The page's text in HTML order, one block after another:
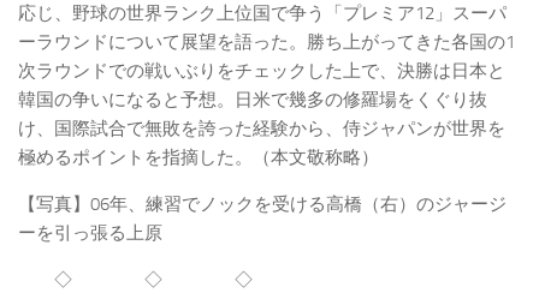
応じ、野球の世界ランク上位国で争う「プレミア12」スーパ
ーラウンドについて展望を語った。勝ち上がってきた各国の1
次ラウンドでの戦いぶりをチェックした上で、決勝は日本と
韓国の争いになると予想。日米で幾多の修羅場をくぐり抜
け、国際試合で無敗を誇った経験から、侍ジャパンが世界を
極めるポイントを指摘した。（本文敬称略）
【写真】06年、練習でノックを受ける高橋（右）のジャージ
ーを引っ張る上原
◇ ◇ ◇